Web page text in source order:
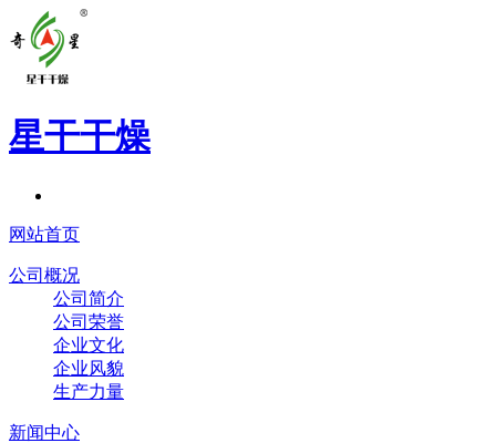
星干干燥
网站首页
公司概况
公司简介
公司荣誉
企业文化
企业风貌
生产力量
新闻中心